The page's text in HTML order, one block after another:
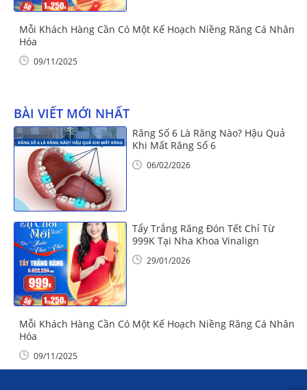
Mỗi Khách Hàng Cần Có Một Kế Hoạch Niềng Răng Cá Nhân
Hóa
09/11/2025
BÀI VIẾT MỚI NHẤT
Răng Số 6 Là Răng Nào? Hậu Quả
Khi Mất Răng Số 6
06/02/2026
Tẩy Trắng Răng Đón Tết Chỉ Từ
999K Tại Nha Khoa Vinalign
29/01/2026
Mỗi Khách Hàng Cần Có Một Kế Hoạch Niềng Răng Cá Nhân
Hóa
09/11/2025